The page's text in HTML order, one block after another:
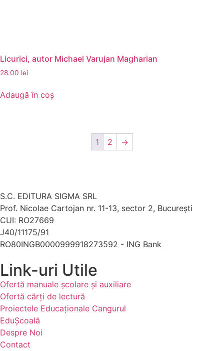
Licurici, autor Michael Varujan Magharian
28.00 lei
Adaugă în coș
1 2 →
S.C. EDITURA SIGMA SRL
Prof. Nicolae Cartojan nr. 11-13, sector 2, București
CUI: RO27669
J40/11175/91
RO80INGB0000999918273592 - ING Bank
Link-uri Utile
Ofertă manuale şcolare şi auxiliare
Ofertă cărți de lectură
Proiectele Educaţionale Cangurul
EduȘcoală
Despre Noi
Contact